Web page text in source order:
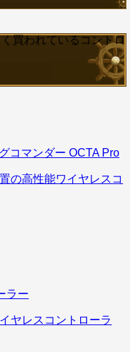
買われているコントロ
コマンダー OCTA Pro
の高性能ワイヤレスコ
ラー
ヤレスコントローラ